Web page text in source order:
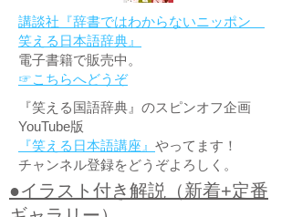
講談社『辞書ではわからないニッポン
笑える日本語辞典』
電子書籍で販売中。
☞こちらへどうぞ
『笑える国語辞典』のスピンオフ企画
YouTube版
『笑える日本語講座』 やってます！
チャンネル登録をどうぞよろしく。
●イラスト付き解説（新着+定番